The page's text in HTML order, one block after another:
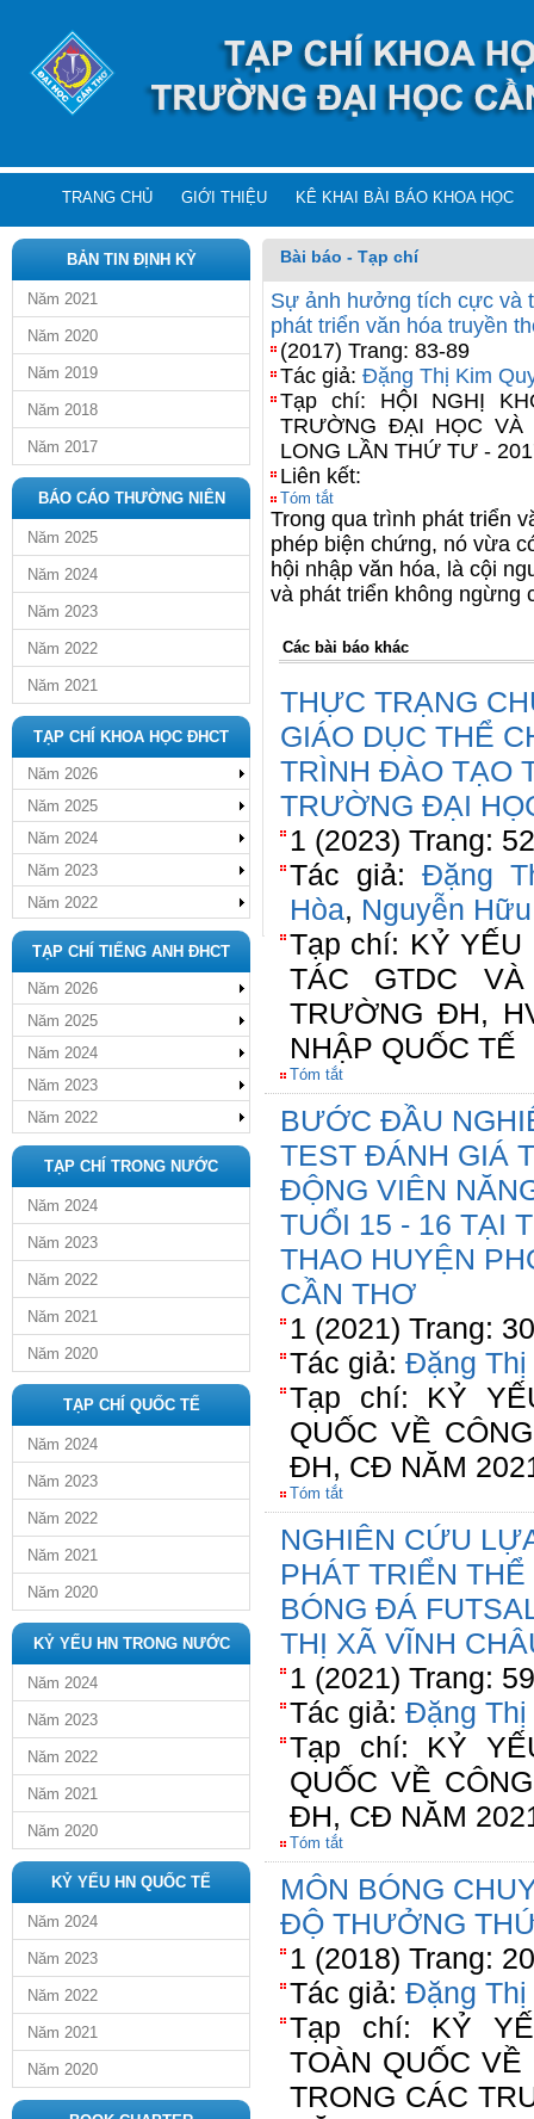
TRANG CHỦ GIỚI THIỆU KÊ KHAI BÀI BÁO KHOA HỌC
BẢN TIN ĐỊNH KỲ
Năm 2021
Năm 2020
Năm 2019
Năm 2018
Năm 2017
BÁO CÁO THƯỜNG NIÊN
Năm 2025
Năm 2024
Năm 2023
Năm 2022
Năm 2021
TẠP CHÍ KHOA HỌC ĐHCT
Năm 2026
Năm 2025
Năm 2024
Năm 2023
Năm 2022
TẠP CHÍ TIẾNG ANH ĐHCT
Năm 2026
Năm 2025
Năm 2024
Năm 2023
Năm 2022
TẠP CHÍ TRONG NƯỚC
Năm 2024
Năm 2023
Năm 2022
Năm 2021
Năm 2020
TẠP CHÍ QUỐC TẾ
Năm 2024
Năm 2023
Năm 2022
Năm 2021
Năm 2020
KỶ YẾU HN TRONG NƯỚC
Năm 2024
Năm 2023
Năm 2022
Năm 2021
Năm 2020
KỶ YẾU HN QUỐC TẾ
Năm 2024
Năm 2023
Năm 2022
Năm 2021
Năm 2020
Bài báo - Tạp chí
Sự ảnh hưởng tích cực và
phát triển văn hóa truyền
(2017) Trang: 83-89
Tác giả: Đặng Thị Kim
Tạp chí: HỘI NGHỊ
TRƯỜNG ĐẠI HỌC VÀ
LONG LẦN THỨ TƯ -
Liên kết:
Tóm tắt
Trong qua trình phát triển
phép biện chứng, nó vừa
hội nhập văn hóa, là cội
và phát triển không ngừng
Các bài báo khác
THỰC TRẠNG
GIÁO DỤC THỂ
TRÌNH ĐÀO TẠO
TRƯỜNG ĐẠI
1 (2023) Trang:
Tác giả: Đặng
Hòa, Nguyễn
Tạp chí: KỶ YẾU
TÁC GTDC
TRƯỜNG ĐH,
NHẬP QUỐC TẾ
Tóm tắt
BƯỚC ĐẦU
TEST ĐÁNH GIÁ
ĐỘNG VIÊN
TUỔI 15 - 16 TẠI
THAO HUYỆN
CẦN THƠ
1 (2021) Trang:
Tác giả: Đặng Thị
Tạp chí: KỶ
QUỐC VỀ
ĐH, CĐ NĂM
Tóm tắt
NGHIÊN CỨU
PHÁT TRIỂN
BÓNG ĐÁ
THỊ XÃ VĨNH
1 (2021) Trang:
Tác giả: Đặng Thị
Tạp chí: KỶ
QUỐC VỀ
ĐH, CĐ NĂM
Tóm tắt
MÔN BÓNG
ĐỘ THƯỞNG
1 (2018) Trang:
Tác giả: Đặng Thị
Tạp chí: KỶ
TOÀN QUỐC
TRONG CÁC